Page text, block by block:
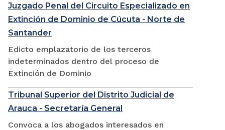
Juzgado Penal del Circuito Especializado en
Extinción de Dominio de Cúcuta - Norte de
Santander
Edicto emplazatorio de los terceros
indeterminados dentro del proceso de
Extinción de Dominio
Tribunal Superior del Distrito Judicial de
Arauca - Secretaría General
Convoca a los abogados interesados en